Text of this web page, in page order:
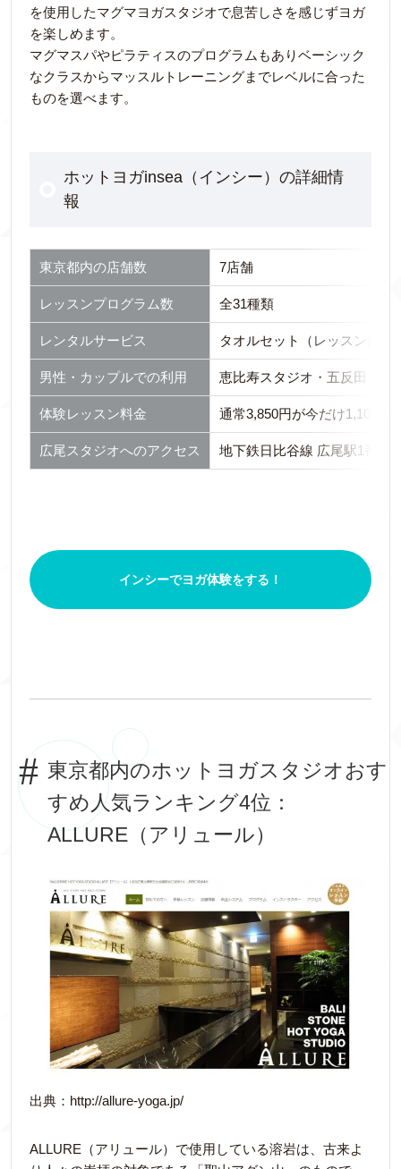
を使用したマグマヨガスタジオで息苦しさを感じずヨガ
を楽しめます。
マグマスパやピラティスのプログラムもありベーシック
なクラスからマッスルトレーニングまでレベルに合った
ものを選べます。
ホットヨガinsea（インシー）の詳細情
報
東京都内の店舗数 7店舗
レッスンプログラム数 全31種類
レンタルサービス タオルセット（レッスン用
男性・カップルでの利用 恵比寿スタジオ・五反田スタ
体験レッスン料金 通常3,850円が今だけ1,100円
広尾スタジオへのアクセス 地下鉄日比谷線 広尾駅1番出
インシーでヨガ体験をする！
東京都内のホットヨガスタジオおす
すめ人気ランキング4位：
ALLURE（アリュール）
出典：http://allure-yoga.jp/
ALLURE（アリュール）で使用している溶岩は、古来よ